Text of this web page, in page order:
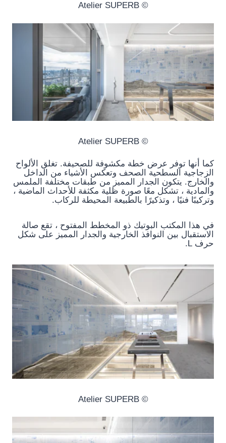
© Atelier SUPERB
© Atelier SUPERB
كما أنها توفر عرض خطة مكشوفة للصحيفة. تغلق الألواح
الزجاجية السطحية الصحف وتعكس الأشياء من الداخل
والخارج. يتكون الجدار المميز من طبقات مختلفة الملمس
والمادية ، تشكل معًا صورة ظلية مكثفة للأحداث الماضية ،
وتركيبًا فنيًا ، وتذكيرًا بالطبيعة المحيطة للركاب.
في هذا المكتب البوتيك ذو المخطط المفتوح ، تقع صالة
الاستقبال بين النوافذ الخارجية والجدار المميز على شكل
حرف L.
© Atelier SUPERB